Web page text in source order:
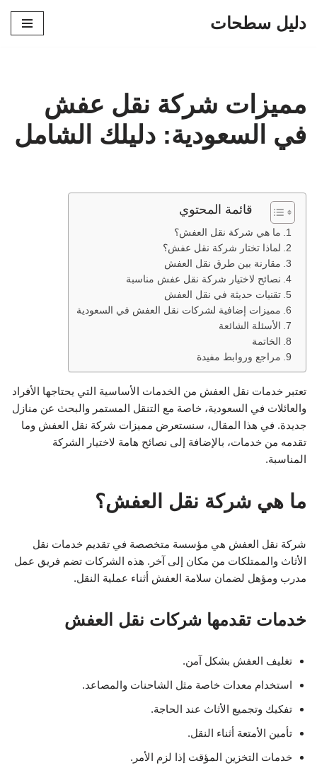
دليل سطحات
مميزات شركة نقل عفش
في السعودية: دليلك الشامل
قائمة المحتوي
ما هي شركة نقل العفش؟
لماذا تختار شركة نقل عفش؟
مقارنة بين طرق نقل العفش
نصائح لاختيار شركة نقل عفش مناسبة
تقنيات حديثة في نقل العفش
مميزات إضافية لشركات نقل العفش في السعودية
الأسئلة الشائعة
الخاتمة
مراجع وروابط مفيدة
تعتبر خدمات نقل العفش من الخدمات الأساسية التي يحتاجها الأفراد
والعائلات في السعودية، خاصة مع التنقل المستمر والبحث عن منازل
جديدة. في هذا المقال، سنستعرض مميزات شركة نقل العفش وما
تقدمه من خدمات، بالإضافة إلى نصائح هامة لاختيار الشركة
المناسبة.
ما هي شركة نقل العفش؟
شركة نقل العفش هي مؤسسة متخصصة في تقديم خدمات نقل
الأثاث والممتلكات من مكان إلى آخر. هذه الشركات تضم فريق عمل
مدرب ومؤهل لضمان سلامة العفش أثناء عملية النقل.
خدمات تقدمها شركات نقل العفش
تغليف العفش بشكل آمن.
استخدام معدات خاصة مثل الشاحنات والمصاعد.
تفكيك وتجميع الأثاث عند الحاجة.
تأمين الأمتعة أثناء النقل.
خدمات التخزين المؤقت إذا لزم الأمر.